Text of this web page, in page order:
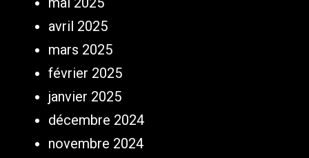
avril 2025
mars 2025
février 2025
janvier 2025
décembre 2024
novembre 2024